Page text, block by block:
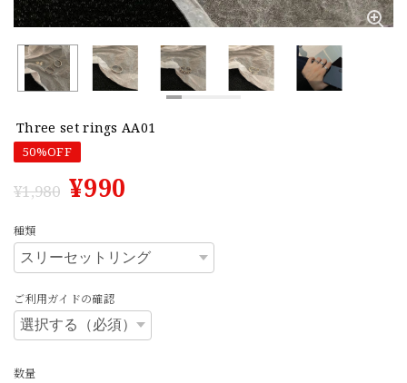
Three set rings AA01
50%OFF
¥1,980 ¥990
種類
ご利用ガイドの確認
数量